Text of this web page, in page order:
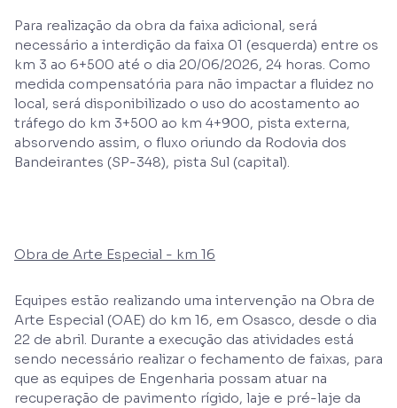
Para realização da obra da faixa adicional, será
necessário a interdição da faixa 01 (esquerda) entre os
km 3 ao 6+500 até o dia 20/06/2026, 24 horas. Como
medida compensatória para não impactar a fluidez no
local, será disponibilizado o uso do acostamento ao
tráfego do km 3+500 ao km 4+900, pista externa,
absorvendo assim, o fluxo oriundo da Rodovia dos
Bandeirantes (SP-348), pista Sul (capital).
Obra de Arte Especial - km 16
Equipes estão realizando uma intervenção na Obra de
Arte Especial (OAE) do km 16, em Osasco, desde o dia
22 de abril. Durante a execução das atividades está
sendo necessário realizar o fechamento de faixas, para
que as equipes de Engenharia possam atuar na
recuperação de pavimento rígido, laje e pré-laje da